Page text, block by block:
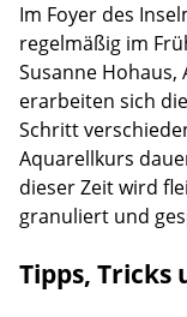
Im Foyer des
regelmäßig im
Susanne Hohaus,
erarbeiten sich
Schritt
Aquarellkurs
dieser Zeit wird
granuliert und
Tipps,